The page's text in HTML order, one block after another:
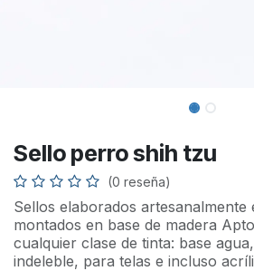
Sello perro shih tzu
(0 reseña)
Sellos elaborados
montados en base de madera
cualquier clase de tinta: base
indeleble, para telas e incluso